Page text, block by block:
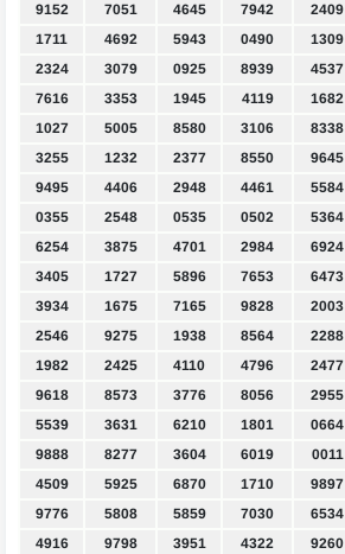
9152
7051 4645 7942 2409
1711
4692 5943 0490 1309
2324
3079 0925 8939 4537
7616
3353 1945 4119 1682
1027
5005 8580 3106 8338
3255
1232 2377 8550 9645
9495
4406 2948 4461 5584
0355
2548 0535 0502 5364
6254
3875 4701 2984 6924
3405
1727 5896 7653 6473
3934
1675 7165 9828 2003
2546
9275 1938 8564 2288
1982
2425 4110 4796 2477
9618
8573 3776 8056 2955
5539
3631 6210 1801 0664
9888
8277 3604 6019 0011
4509
5925 6870 1710 9897
9776
5808 5859 7030 6534
4916
9798 3951 4322 9260